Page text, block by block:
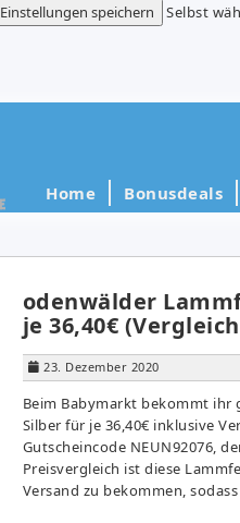
Einstellungen speichern
Selbst
Home Bonusdeals
odenwälder
je 36,40€
23. Dezember 2020
Beim Babymarkt bekommt ihr
Silber für je 36,40€ inklusive
Gutscheincode NEUN92076,
Preisvergleich ist diese
Versand zu bekommen,